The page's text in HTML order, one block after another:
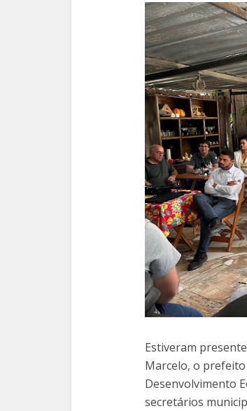
Estiveram
Marcelo, o
Desenvolvimento
secretários